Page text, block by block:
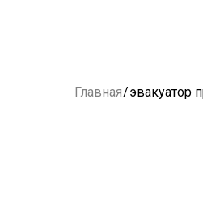
Главная/эвакуатор